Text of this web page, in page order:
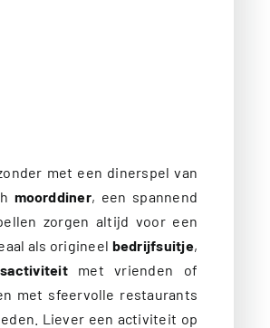
met een dinerspel van
moorddiner, een spannend
zorgen altijd voor een
als origineel bedrijfsuitje,
met vrienden of
met sfeervolle restaurants
Liever een activiteit op